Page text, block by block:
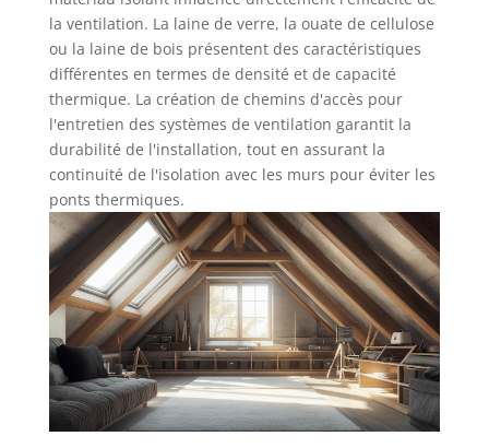
la ventilation. La laine de verre, la ouate de cellulose
ou la laine de bois présentent des caractéristiques
différentes en termes de densité et de capacité
thermique. La création de chemins d'accès pour
l'entretien des systèmes de ventilation garantit la
durabilité de l'installation, tout en assurant la
continuité de l'isolation avec les murs pour éviter les
ponts thermiques.